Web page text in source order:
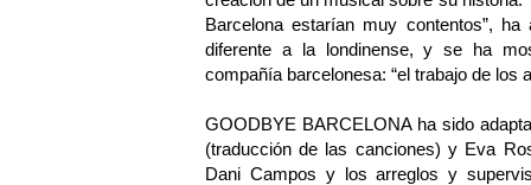
Barcelona estarían muy contentos”,
diferente a la londinense, y se ha
compañía barcelonesa: “el trabajo de los
GOODBYE BARCELONA ha sido
(traducción de las canciones) y Eva
Dani Campos y los arreglos y